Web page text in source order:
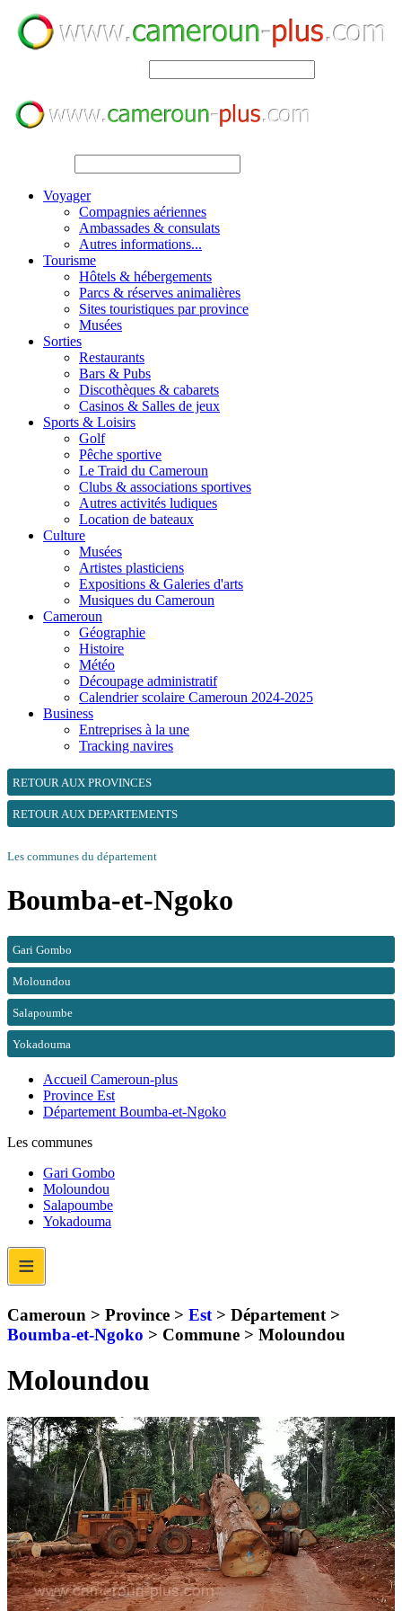
Voyager
Compagnies aériennes
Ambassades & consulats
Autres informations...
Tourisme
Hôtels & hébergements
Parcs & réserves animalières
Sites touristiques par province
Musées
Sorties
Restaurants
Bars & Pubs
Discothèques & cabarets
Casinos & Salles de jeux
Sports & Loisirs
Golf
Pêche sportive
Le Traid du Cameroun
Clubs & associations sportives
Autres activités ludiques
Location de bateaux
Culture
Musées
Artistes plasticiens
Expositions & Galeries d'arts
Musiques du Cameroun
Cameroun
Géographie
Histoire
Météo
Découpage administratif
Calendrier scolaire Cameroun 2024-2025
Business
Entreprises à la une
Tracking navires
RETOUR AUX PROVINCES
RETOUR AUX DEPARTEMENTS
Les communes du département
Boumba-et-Ngoko
Gari Gombo
Moloundou
Salapoumbe
Yokadouma
Accueil Cameroun-plus
Province Est
Département Boumba-et-Ngoko
Les communes
Gari Gombo
Moloundou
Salapoumbe
Yokadouma
≡
Cameroun > Province > Est > Département >
Boumba-et-Ngoko > Commune > Moloundou
Moloundou